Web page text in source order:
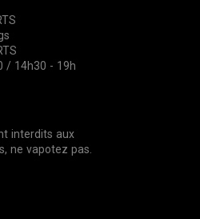
/ 14h30 - 19h
interdits aux
ne vapotez pas.